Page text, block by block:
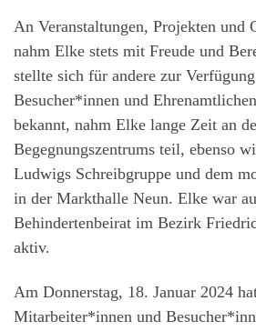
An Veranstaltungen, Projekten und
nahm Elke stets mit Freude und
stellte sich für andere zur
Besucher*innen und
bekannt, nahm Elke lange Zeit an
Begegnungszentrums teil, ebenso
Ludwigs Schreibgruppe und dem
in der Markthalle Neun. Elke war
Behindertenbeirat im Bezirk
aktiv.
Am Donnerstag, 18. Januar 2024
Mitarbeiter*innen und